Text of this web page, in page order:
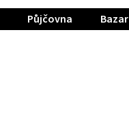
Půjčovna Bazar